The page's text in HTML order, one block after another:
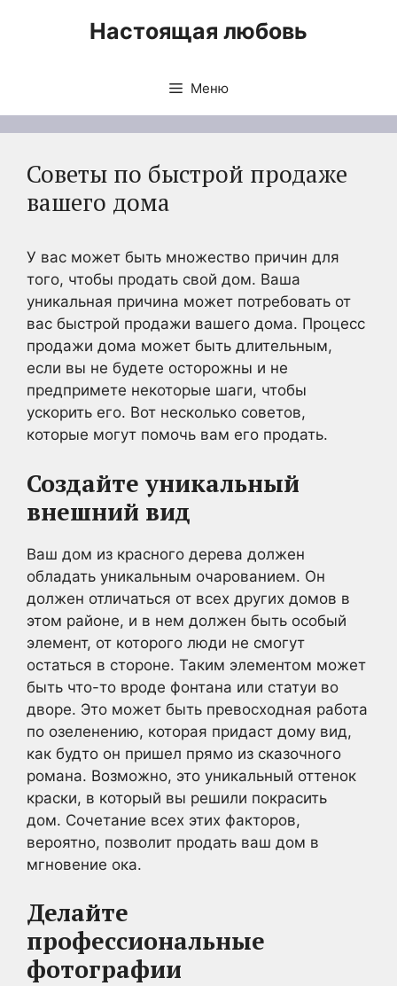
Настоящая любовь
Меню
Советы по быстрой продаже
вашего дома
У вас может быть множество причин для
того, чтобы продать свой дом. Ваша
уникальная причина может потребовать от
вас быстрой продажи вашего дома. Процесс
продажи дома может быть длительным,
если вы не будете осторожны и не
предпримете некоторые шаги, чтобы
ускорить его. Вот несколько советов,
которые могут помочь вам его продать.
Создайте уникальный
внешний вид
Ваш дом из красного дерева должен
обладать уникальным очарованием. Он
должен отличаться от всех других домов в
этом районе, и в нем должен быть особый
элемент, от которого люди не смогут
остаться в стороне. Таким элементом может
быть что-то вроде фонтана или статуи во
дворе. Это может быть превосходная работа
по озеленению, которая придаст дому вид,
как будто он пришел прямо из сказочного
романа. Возможно, это уникальный оттенок
краски, в который вы решили покрасить
дом. Сочетание всех этих факторов,
вероятно, позволит продать ваш дом в
мгновение ока.
Делайте
профессиональные
фотографии